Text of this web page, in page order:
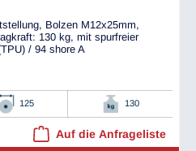
Bolzen M12x25mm,
130 kg, mit spurfreier
/ 94 shore A
125 130
Auf die Anfrageliste